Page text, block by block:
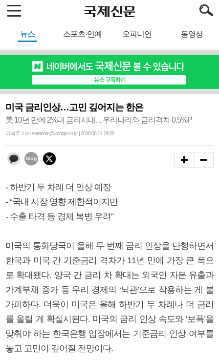
뉴스 스포츠·연예 오피니언 동영상
미국 금리인상…고민 깊어지는 한은
美 10년 만에 2%대 금리시대…우리나라와 금리격차 0.5%P
이석주 기자 serenom@kookje.co.kr | 2018.06.14 19:28
- 하반기 두 차례 더 인상 예정
- “국내 시장 영향 제한적이지만
- 수출 타격 등 경제 복병 우려”
미국의 통화당국이 올해 두 번째 금리 인상을 단행하면서
한국과 미국 간 기준금리 격차가 11년 만에 가장 큰 폭으
로 확대됐다. 양국 간 금리 차 확대는 외국인 자본 유출과
가계부채 증가 등 우리 경제의 ‘뇌관’으로 작용하는 게 불
가피하다. 더욱이 미국은 올해 하반기 두 차례나 더 금리
를 올릴 게 확실시된다. 미국의 금리 인상 속도와 ‘보폭’을
맞춰야 하는 한국은행 입장에서는 기준금리 인상 여부를
놓고 고민이 깊어질 전망이다.